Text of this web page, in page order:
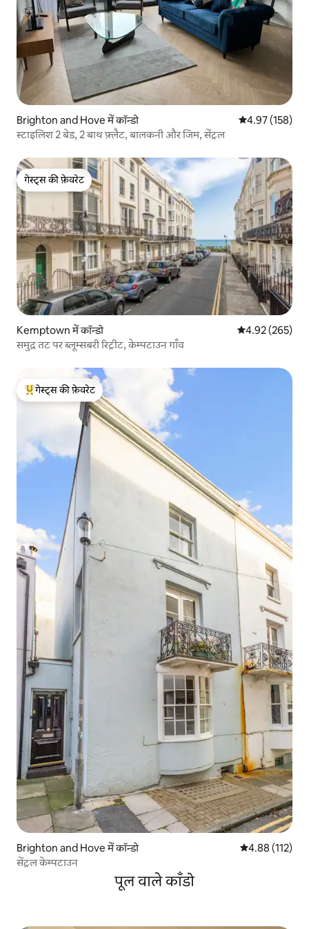
Brighton and Hove में कॉन्डो औसत रेटिंग 5 में से
4.97 (158)
स्टाइलिश 2 बेड, 2 बाथ फ़्लैट, बालकनी और जिम, सेंट्रल
गेस्ट्स की फ़ेवरेट
गेस्ट्स की फ़ेवरेट
Kemptown में कॉन्डो औसत रेटिंग 5 में से
4.92 (265)
समुद्र तट पर ब्लूम्सबरी रिट्रीट, केम्पटाउन गाँव
गेस्ट्स का टॉप फ़ेवरेट
गेस्ट्स की फ़ेवरेट
Brighton and Hove में कॉन्डो औसत रेटिंग 5 में से
4.88 (112)
सेंट्रल केम्पटाउन
पूल वाले काँडो